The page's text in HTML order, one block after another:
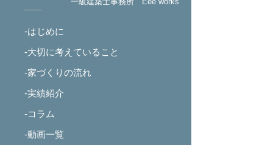
-はじめに
-大切に考えていること
-家づくりの流れ
-実績紹介
-コラム
-動画一覧